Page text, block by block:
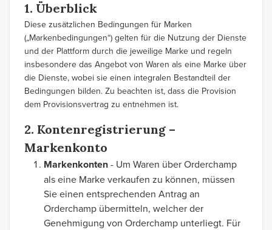
1. Überblick
Diese zusätzlichen Bedingungen für Marken
(„Markenbedingungen“) gelten für die Nutzung der Dienste
und der Plattform durch die jeweilige Marke und regeln
insbesondere das Angebot von Waren als eine Marke über
die Dienste, wobei sie einen integralen Bestandteil der
Bedingungen bilden. Zu beachten ist, dass die Provision
dem Provisionsvertrag zu entnehmen ist.
2. Kontenregistrierung –
Markenkonto
Markenkonten- Um Waren über Orderchamp
als eine Marke verkaufen zu können, müssen
Sie einen entsprechenden Antrag an
Orderchamp übermitteln, welcher der
Genehmigung von Orderchamp unterliegt. Für